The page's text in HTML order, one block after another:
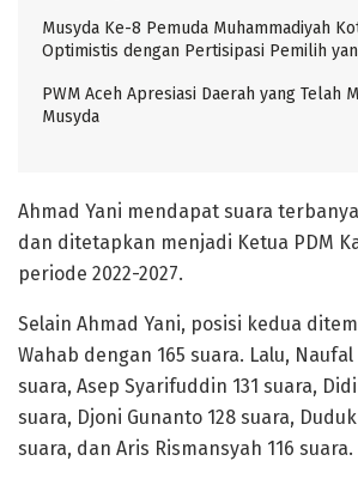
Musyda Ke-8 Pemuda Muhammadiyah
Optimistis dengan Pertisipasi Pemilih
PWM Aceh Apresiasi Daerah yang Telah
Musyda
Ahmad Yani mendapat suara
dan ditetapkan menjadi Ketua PDM
periode 2022-2027.
Selain Ahmad Yani, posisi kedua
Wahab dengan 165 suara. Lalu, Naufal
suara, Asep Syarifuddin 131 suara,
suara, Djoni Gunanto 128 suara,
suara, dan Aris Rismansyah 116 suara.